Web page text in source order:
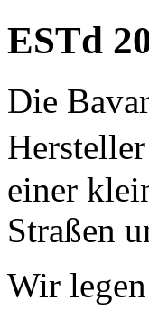
ESTd
Die
einer
Straßen
Wir